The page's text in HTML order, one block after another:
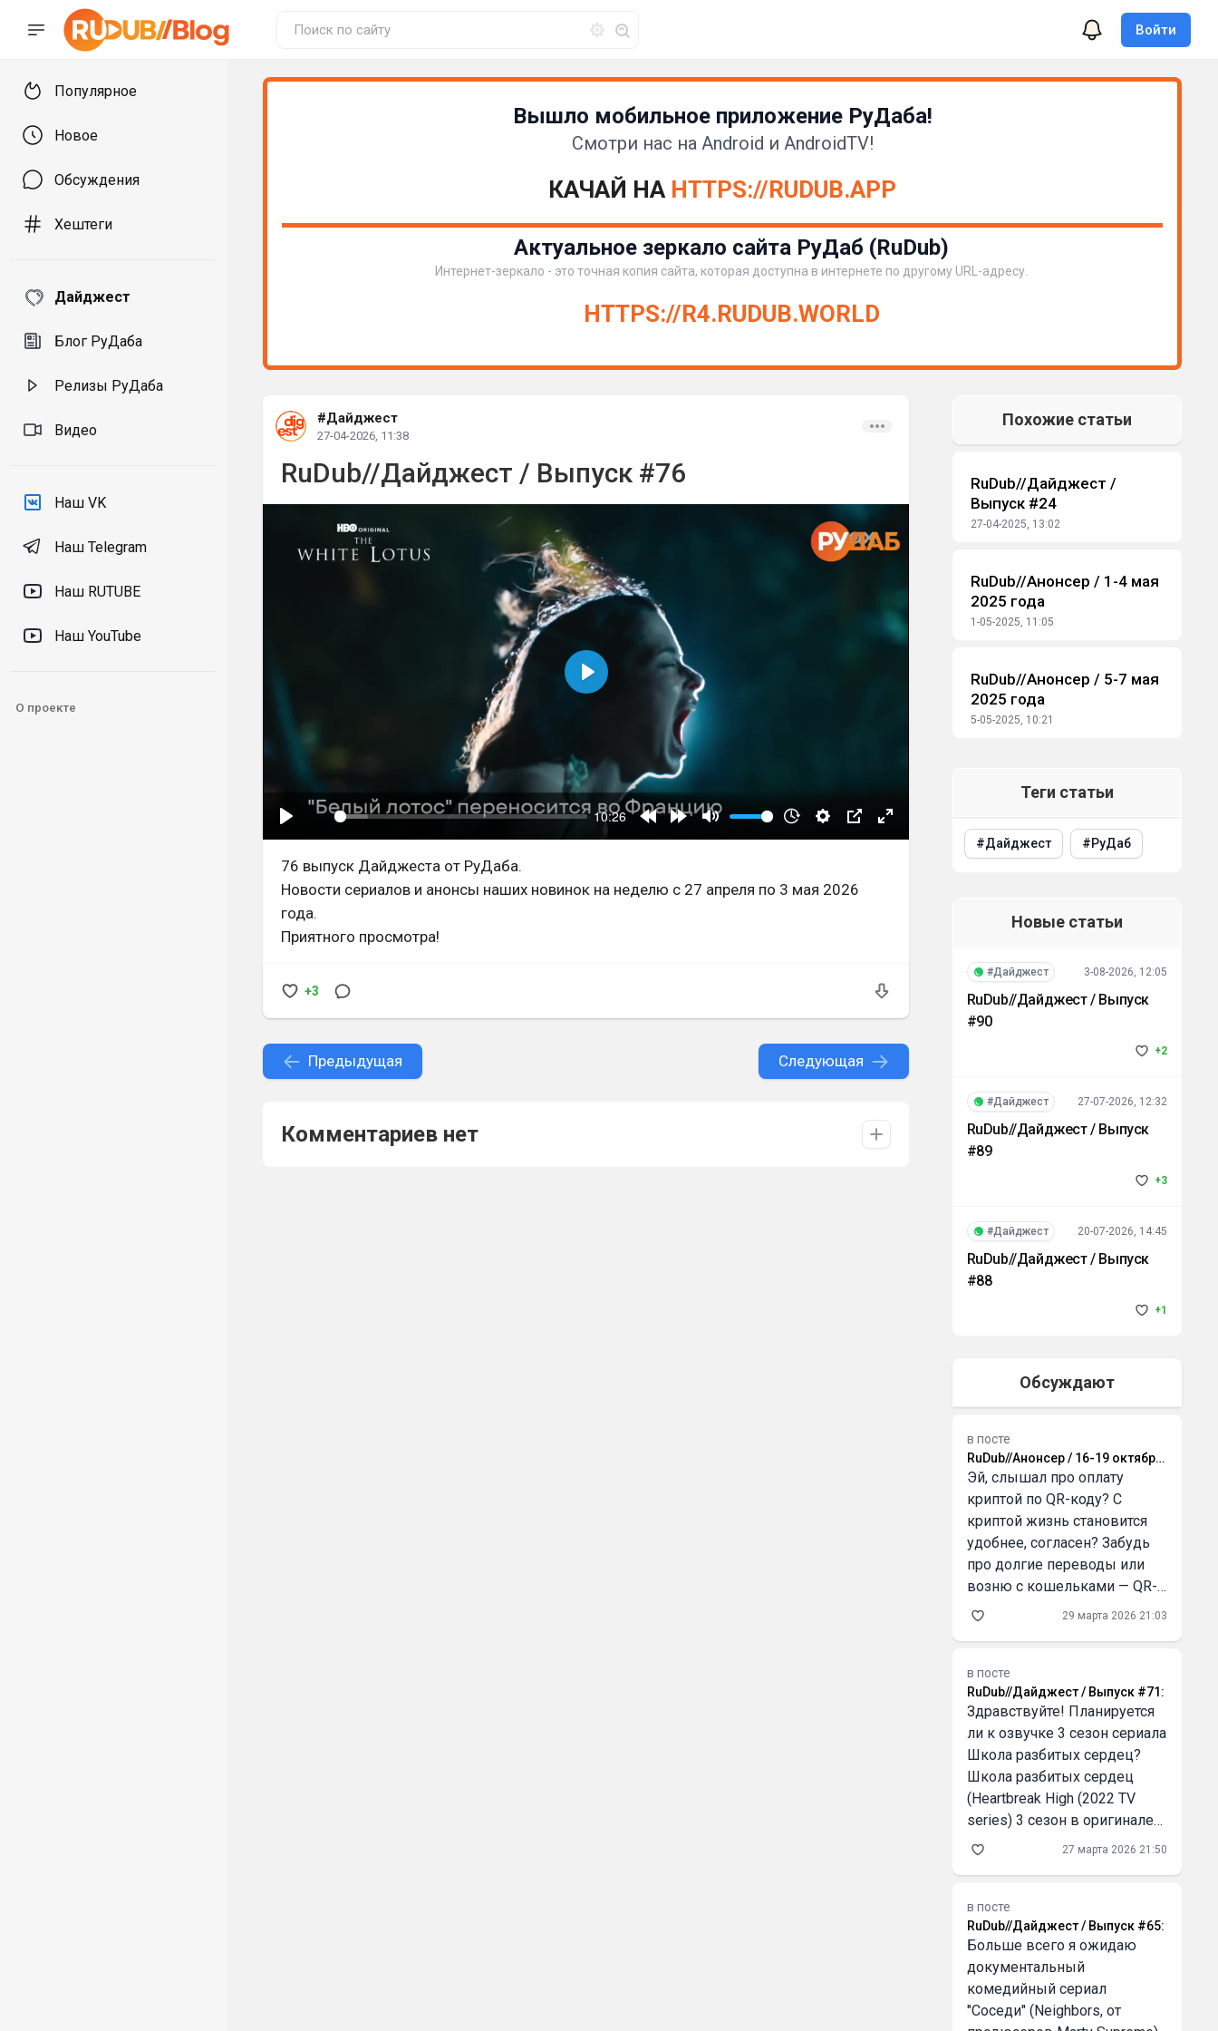
Войти
Популярное
Новое
Обсуждения
Хештеги
Дайджест
Блог РуДаба
Релизы РуДаба
Видео
Наш VK
Наш Telegram
Наш RUTUBE
Наш YouTube
О проекте
Вышло мобильное приложение РуДаба!
Смотри нас на Android и AndroidTV!
КАЧАЙ НА HTTPS://RUDUB.APP
Актуальное зеркало сайта РуДаб (RuDub)
Интернет-зеркало - это точная копия сайта, которая доступна в интернете по другому URL-адресу.
HTTPS://R4.RUDUB.WORLD
#Дайджест
27-04-2026, 11:38
RuDub//Дайджест / Выпуск #76
76 выпуск Дайджеста от РуДаба.
Новости сериалов и анонсы наших новинок на неделю с 27 апреля по 3 мая 2026
года.
Приятного просмотра!
+3
Предыдущая Следующая
Комментариев нет
Похожие статьи
#Дайджест
RuDub//Дайджест /
Выпуск #24
27-04-2025, 13:02
#Дайджест
RuDub//Анонсер / 1-4 мая
2025 года
1-05-2025, 11:05
#Дайджест
RuDub//Анонсер / 5-7 мая
2025 года
5-05-2025, 10:21
Теги статьи
Дайджест РуДаб
Новые статьи
#Дайджест 3-08-2026, 12:05
RuDub//Дайджест / Выпуск
#90
+2
#Дайджест 27-07-2026, 12:32
RuDub//Дайджест / Выпуск
#89
+3
#Дайджест 20-07-2026, 14:45
RuDub//Дайджест / Выпуск
#88
+1
Обсуждают
в посте
RuDub//Анонсер / 16-19 октября
2025 года:
Эй, слышал про оплату
криптой по QR-коду? С
криптой жизнь становится
удобнее, согласен? Забудь
про долгие переводы или
возню с кошельками — QR-
код решает всё! И знаешь,
бизнеса Серьёзно, первый
раз оплатил кофе криптой
через QR, и это было как в
29 марта 2026 21:03
в посте
RuDub//Дайджест / Выпуск #71 :
Здравствуйте! Планируется
ли к озвучке 3 сезон сериала
Школа разбитых сердец?
Школа разбитых сердец
(Heartbreak High (2022 TV
series) 3 сезон в оригинале
вышел 25 марта27 марта 2026 21:50
в посте
RuDub//Дайджест / Выпуск #65:
Больше всего я ожидаю
документальный
комедийный сериал
"Соседи" (Neighbors, от